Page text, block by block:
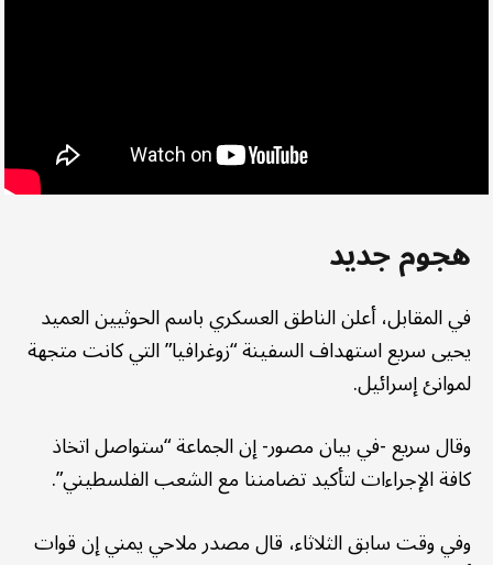
هجوم جديد
في المقابل، أعلن الناطق العسكري باسم الحوثيين العميد
يحيى سريع استهداف السفينة “زوغرافيا” التي كانت متجهة
لموانئ إسرائيل.
وقال سريع -في بيان مصور- إن الجماعة “ستواصل اتخاذ
كافة الإجراءات لتأكيد تضامننا مع الشعب الفلسطيني”.
وفي وقت سابق الثلاثاء، قال مصدر ملاحي يمني إن قوات